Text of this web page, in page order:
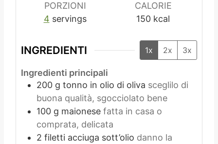
PORZIONI
4 servings
CALORIE
150 kcal
INGREDIENTI 1x 2x 3x
Ingredienti principali
200 g tonno in olio di oliva sceglilo di
buona qualità, sgocciolato bene
100 g maionese fatta in casa o
comprata, delicata
2 filetti acciuga sott’olio danno la